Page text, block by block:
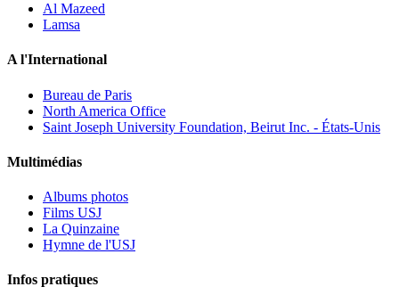
Al Mazeed
Lamsa
A l'International
Bureau de Paris
North America Office
Saint Joseph University Foundation, Beirut Inc. - États-Unis
Multimédias
Albums photos
Films USJ
La Quinzaine
Hymne de l'USJ
Infos pratiques